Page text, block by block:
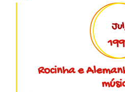
Rocinha e